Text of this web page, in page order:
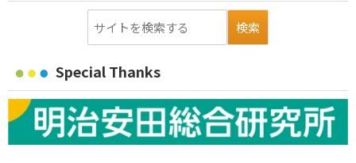
Special Thanks